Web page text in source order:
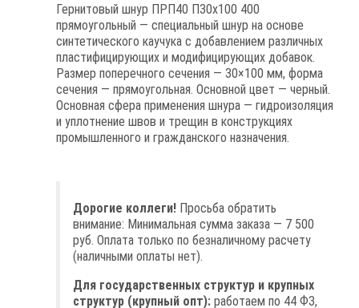
Гернитовый шнур ПРП40 П30х100 400
прямоугольный — специальный шнур на основе
синтетического каучука с добавлением различных
пластифицирующих и модифицирующих добавок.
Размер поперечного сечения — 30×100 мм, форма
сечения — прямоугольная. Основной цвет — черный.
Основная сфера применения шнура — гидроизоляция
и уплотнение швов и трещин в конструкциях
промышленного и гражданского назначения.
Дорогие коллеги! Просьба обратить
внимание: Минимальная сумма заказа — 7 500
руб. Оплата только по безналичному расчету
(наличными оплаты нет).
Для государственных структур и крупных
структур (крупный опт): работаем по 44 ФЗ,